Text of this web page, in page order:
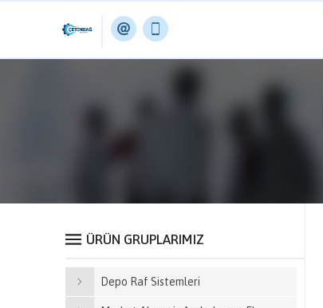
ÜRÜN GRUPLARIMIZ
Depo Raf Sistemleri